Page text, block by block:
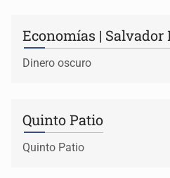
Economías | Salvador
Dinero oscuro
Quinto Patio
Quinto Patio